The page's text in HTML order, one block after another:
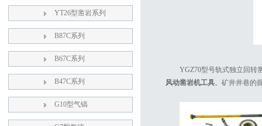
YGZ70型号轨式独立回
风动凿岩机工具。矿井井巷的
YT26型凿岩系列
B87C系列
B67C系列
B47C系列
G10型气镐